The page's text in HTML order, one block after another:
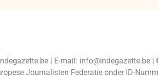
| E-mail: info@indegazette.be |
Journalisten Federatie onder ID-